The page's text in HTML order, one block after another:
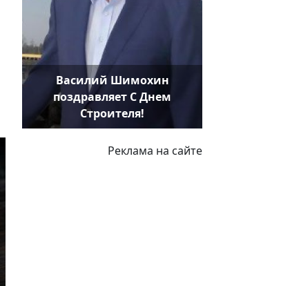
Василий Шимохин
поздравляет С Днем
Строителя!
Реклама на сайте